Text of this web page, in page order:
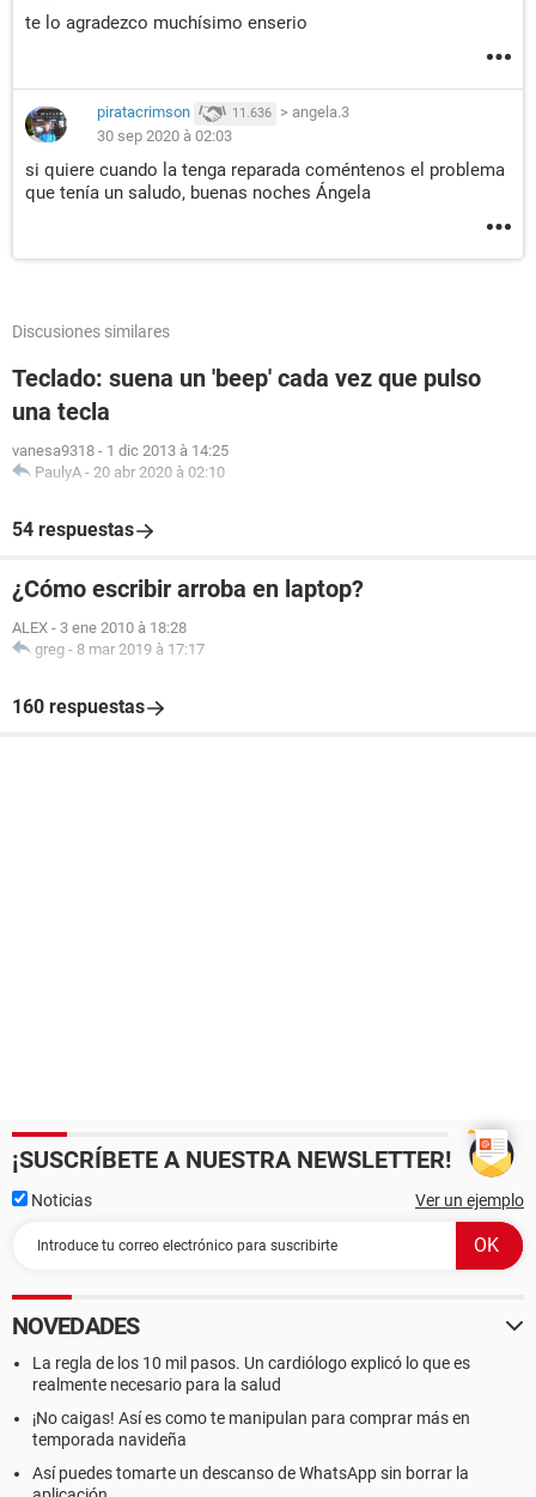
te lo agradezco muchísimo enserio
piratacrimson 11.636 > angela.3
30 sep 2020 à 02:03
si quiere cuando la tenga reparada coméntenos el problema
que tenía un saludo, buenas noches Ángela
Discusiones similares
Teclado: suena un 'beep' cada vez que pulso
una tecla
vanesa9318 - 1 dic 2013 à 14:25
PaulyA - 20 abr 2020 à 02:10
54 respuestas
¿Cómo escribir arroba en laptop?
ALEX - 3 ene 2010 à 18:28
greg - 8 mar 2019 à 17:17
160 respuestas
¡SUSCRÍBETE A NUESTRA NEWSLETTER!
Noticias Ver un ejemplo
NOVEDADES
La regla de los 10 mil pasos. Un cardiólogo explicó lo que es
realmente necesario para la salud
¡No caigas! Así es como te manipulan para comprar más en
temporada navideña
Así puedes tomarte un descanso de WhatsApp sin borrar la